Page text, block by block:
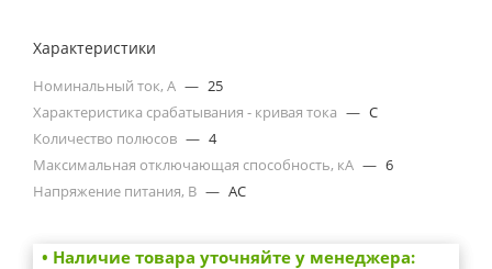
Характеристики
Номинальный ток, А — 25
Характеристика срабатывания - кривая тока — C
Количество полюсов — 4
Максимальная отключающая способность, кА — 6
Напряжение питания, В — AC
• Наличие товара уточняйте у менеджера: